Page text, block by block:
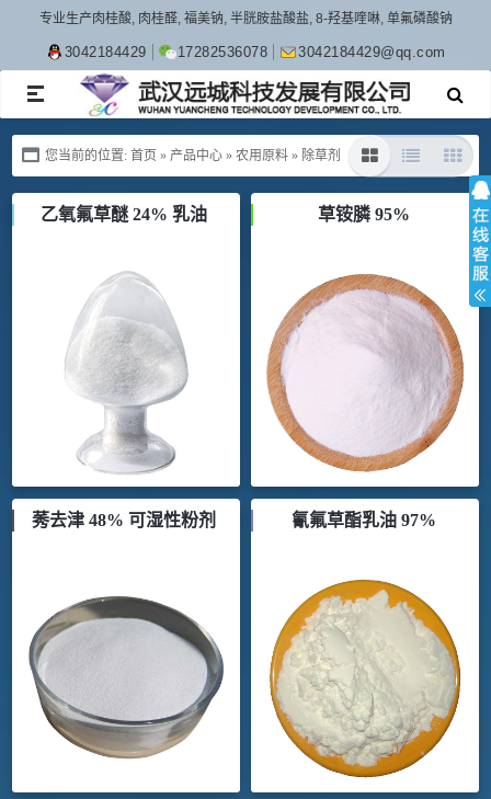
专业生产肉桂酸, 肉桂醛, 福美钠, 半胱胺盐酸盐, 8-羟基喹啉, 单氟磷酸钠
3042184429 17282536078 3042184429@qq.com
TOGGLE
NAVIGATION
您当前的位置: 首页 » 产品中心» 农用原料» 除草剂
乙氧氟草醚 24% 乳油 草铵膦 95%
莠去津 48% 可湿性粉剂 氰氟草酯乳油 97%